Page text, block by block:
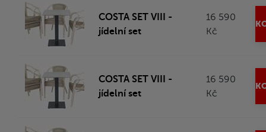
COSTA SET VIII -
jídelní set
16 590
Kč
COSTA SET VIII -
jídelní set
16 590
Kč